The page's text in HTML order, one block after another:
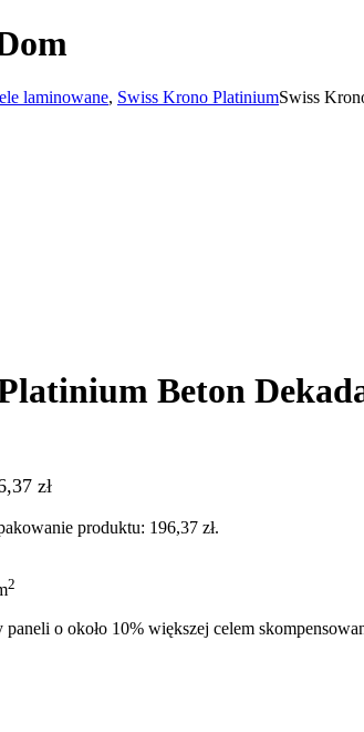
laminowane, Swiss Krono PlatiniumSwiss
Beton
zł
produktu: 196,37 zł.
2
o około 10% większej celem